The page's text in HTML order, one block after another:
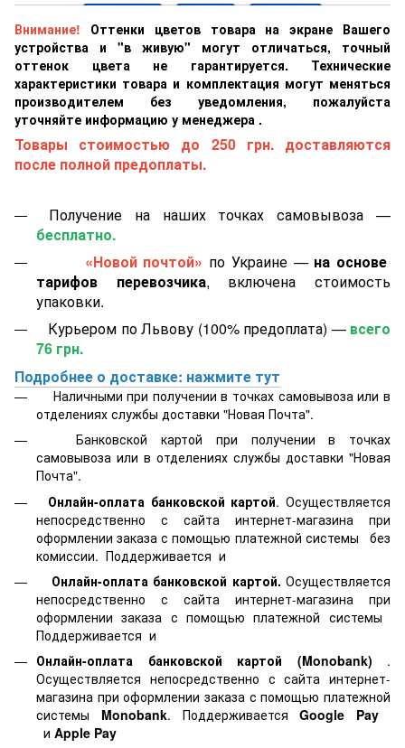
Внимание!
Оттенки цветов товара на экране Вашего
устройства и "в живую" могут отличаться, точный
оттенок цвета не гарантируется. Технические
характеристики товара и комплектация могут меняться
производителем без уведомления, пожалуйста
уточняйте информацию у менеджера .
Товары стоимостью до 250 грн. доставляются
после полной предоплаты.
Получение на наших точках самовывоза —
бесплатно.
«Новой почтой» по Украине — на основе
тарифов перевозчика, включена стоимость
упаковки.
Курьером по Львову (100% предоплата) — всего
76 грн.
Подробнее о доставке: нажмите тут
Наличными при получении в точках самовывоза или в
отделениях службы доставки "Новая Почта".
Банковской картой при получении в точках
самовывоза или в отделениях службы доставки "Новая
Почта".
Онлайн-оплата банковской картой. Осуществляется
непосредственно с сайта интернет-магазина при
оформлении заказа с помощью платежной системы
без
комиссии. Поддерживается и
Онлайн-оплата банковской картой. Осуществляется
непосредственно с сайта интернет-магазина при
оформлении заказа с помощью платежной системы
Поддерживается и
Онлайн-оплата банковской картой
(Monobank) .
Осуществляется непосредственно с сайта интернет-
магазина при оформлении заказа с помощью платежной
системы Monobank. ПоддерживаетсяGoogle Pay
и Apple Pay